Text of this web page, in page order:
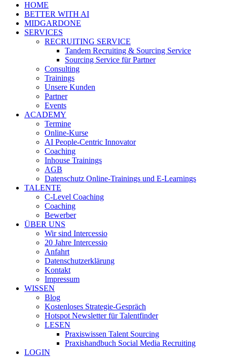
HOME
BETTER WITH AI
MIDGARDONE
SERVICES
RECRUITING SERVICE
Tandem Recruiting & Sourcing Service
Sourcing Service für Partner
Consulting
Trainings
Unsere Kunden
Partner
Events
ACADEMY
Termine
Online-Kurse
AI People-Centric Innovator
Coaching
Inhouse Trainings
AGB
Datenschutz Online-Trainings und E-Learnings
TALENTE
C-Level Coaching
Coaching
Bewerber
ÜBER UNS
Wir sind Intercessio
20 Jahre Intercessio
Anfahrt
Datenschutzerklärung
Kontakt
Impressum
WISSEN
Blog
Kostenloses Strategie-Gespräch
Hotspot Newsletter für Talentfinder
LESEN
Praxiswissen Talent Sourcing
Praxishandbuch Social Media Recruiting
LOGIN